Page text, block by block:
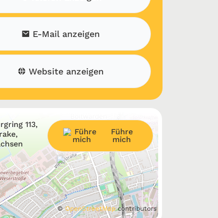
E-Mail anzeigen
Website anzeigen
©OpenStreetMapcontributors
113,
Führe
mich